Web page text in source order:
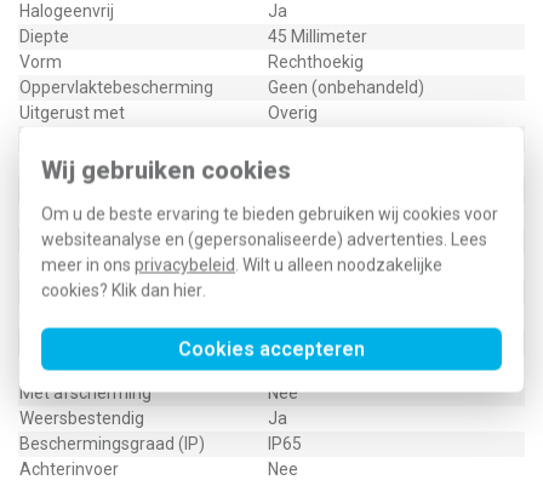
Wij gebruiken cookies
Om u de beste ervaring te bieden gebruiken wij cookies voor
websiteanalyse en (gepersonaliseerde) advertenties. Lees
meer in ons privacybeleid. Wilt u alleen noodzakelijke
cookies? Klik dan hier.
Cookies accepteren
Halogeenvrij
Ja
Diepte
45 Millimeter
Vorm
Rechthoekig
Oppervlaktebescherming
Geen (onbehandeld)
Uitgerust met
Overig
Lengte
120 Millimeter
Verzegelbaar
Functiebehoud
Geen
Gebruikstemperatuur
-40 - 70 Graden Celsius
Materiaal
Kunststof
Aantal invoeren
Opklemmend (snap)
Max. aderdoorsnede
6 Vierkante millimeter
Met afscherming
Nee
Weersbestendig
Ja
Beschermingsgraad (IP)
IP65
Achterinvoer
Nee